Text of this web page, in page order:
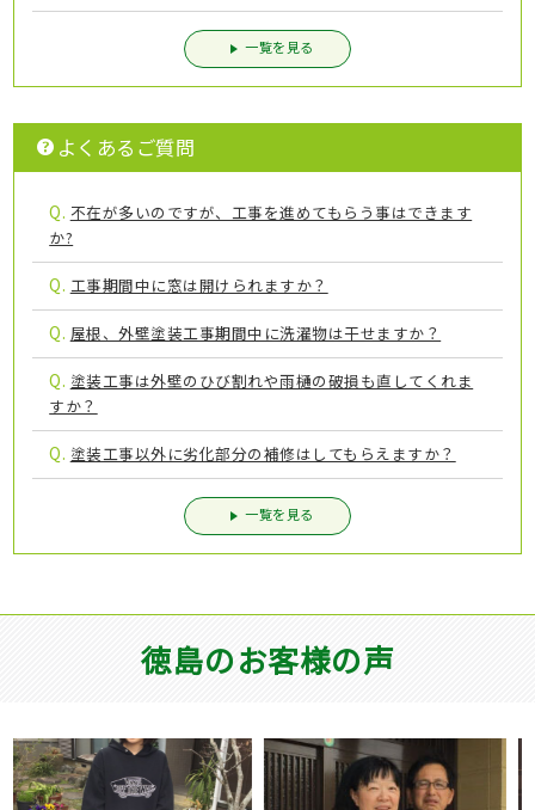
一覧を見る
よくあるご質問
Q. 不在が多いのですが、工事を進めてもらう事はできます
か?
Q. 工事期間中に窓は開けられますか？
Q. 屋根、外壁塗装工事期間中に洗濯物は干せますか？
Q. 塗装工事は外壁のひび割れや雨樋の破損も直してくれま
すか？
Q. 塗装工事以外に劣化部分の補修はしてもらえますか？
一覧を見る
徳島のお客様の声